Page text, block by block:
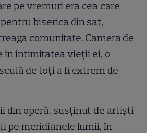
pe vremuri era cea care
biserica din sat,
comunitate. Camera de
în intimitatea vieții ei, o
de toți a fi extrem de
din operă, susţinut de artişti
pe meridianele lumii, în